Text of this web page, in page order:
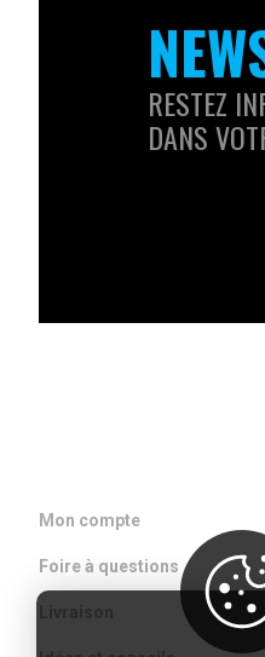
RESTEZ
DANS
Mon compte
Foire à questions